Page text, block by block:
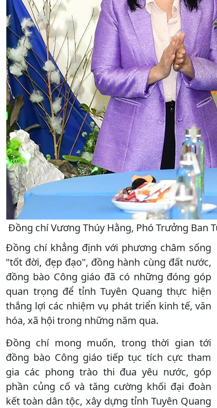
Đồng chí Vương Thúy Hằng, Phó Trưởng Ban
Đồng chí khẳng định với phương châm sống
"tốt đời, đẹp đạo", đồng hành cùng đất nước,
đồng bào Công giáo đã có những đóng góp
quan trọng để tỉnh Tuyên Quang thực hiện
thắng lợi các nhiệm vụ phát triển kinh tế, văn
hóa, xã hội trong những năm qua.
Đồng chí mong muốn, trong thời gian tới
đồng bào Công giáo tiếp tục tích cực tham
gia các phong trào thi đua yêu nước, góp
phần củng cố và tăng cường khối đại đoàn
kết toàn dân tộc, xây dựng tỉnh Tuyên Quang